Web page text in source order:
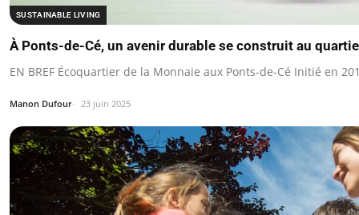
SUSTAINABLE LIVING
À Ponts-de-Cé, un avenir durable se construit au
EN BREF Écoquartier de la Monnaie aux Ponts-de-Cé Initié en
Manon Dufour 23 juin 2025